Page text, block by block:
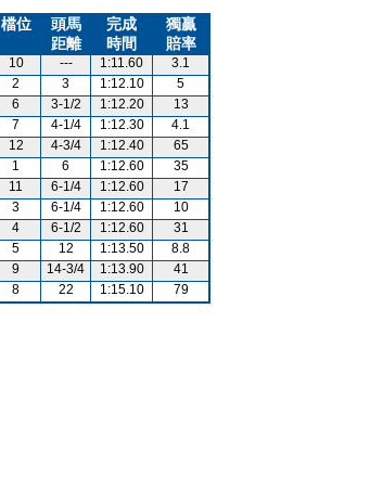
檔位
頭馬
距離
完成
時間
獨贏
賠率
10 --- 1:11.60
3.1
2 3 1:12.10
5
6 3-1/2 1:12.20
13
7 4-1/4 1:12.30
4.1
12 4-3/4 1:12.40
65
1 6 1:12.60
35
11 6-1/4 1:12.60
17
3 6-1/4 1:12.60
10
4 6-1/2 1:12.60
31
5 12 1:13.50
8.8
9 14-3/4 1:13.90
41
8 22 1:15.10 79